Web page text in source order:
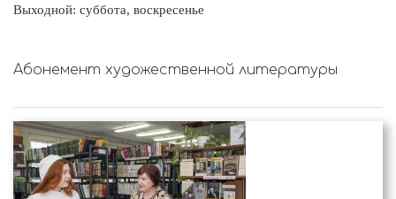
Выходной: суббота, воскресенье
Абонемент художественной литературы